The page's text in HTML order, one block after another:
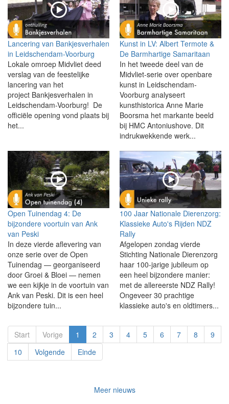
Lancering van Bankjesverhalen
in Leidschendam-Voorburg
Lokale omroep Midvliet deed
verslag van de feestelijke
lancering van het
project Bankjesverhalen in
Leidschendam-Voorburg! De
officiële opening vond plaats bij
het...
Kunst in LV: Albert Termote &
De Barmhartige Samaritaan
In het tweede deel van de
Midvliet-serie over openbare
kunst in Leidschendam-
Voorburg analyseert
kunsthistorica Anne Marie
Boorsma het markante beeld
bij HMC Antoniushove. Dit
indrukwekkende werk...
Open Tuinendag 4: De
bijzondere voortuin van Ank
van Peski
In deze vierde aflevering van
onze serie over de Open
Tuinendag — georganiseerd
door Groei & Bloei — nemen
we een kijkje in de voortuin van
Ank van Peski. Dit is een heel
bijzondere tuin...
100 Jaar Nationale Dierenzorg:
Klassieke Auto's Rijden NDZ
Rally
Afgelopen zondag vierde
Stichting Nationale Dierenzorg
haar 100-jarige jubileum op
een heel bijzondere manier:
met de allereerste NDZ Rally!
Ongeveer 30 prachtige
klassieke auto's en oldtimers...
Start Vorige 1 2 3 4 5 6 7 8
9
10
Volgende Einde
Meer nieuws